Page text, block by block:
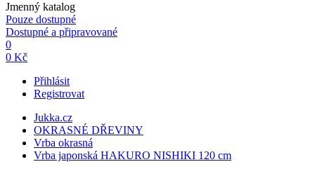
Jmenný katalog
Pouze dostupné
Dostupné a připravované
0
0 Kč
Přihlásit
Registrovat
Jukka.cz
OKRASNÉ DŘEVINY
Vrba okrasná
Vrba japonská HAKURO NISHIKI 120 cm